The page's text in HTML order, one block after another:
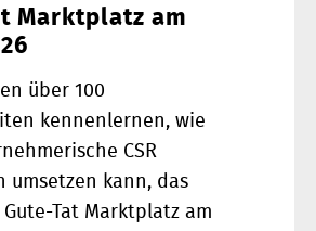
Marktplatz am
über 100
kennenlernen, wie
CSR
umsetzen kann, das
Tat Marktplatz am